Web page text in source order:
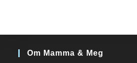
Om Mamma & Meg